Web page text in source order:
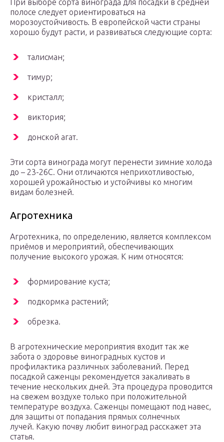
При выборе сорта винограда для посадки в средней
полосе следует ориентироваться на
морозоустойчивость. В европейской части страны
хорошо будут расти, и развиваться следующие сорта:
талисман;
тимур;
кристалл;
виктория;
донской агат.
Эти сорта винограда могут перенести зимние холода
до – 23-26С. Они отличаются неприхотливостью,
хорошей урожайностью и устойчивы ко многим
видам болезней.
Агротехника
Агротехника, по определению, является комплексом
приёмов и мероприятий, обеспечивающих
получение высокого урожая. К ним относятся:
формирование куста;
подкормка растений;
обрезка.
В агротехнические мероприятия входит так же
забота о здоровье виноградных кустов и
профилактика различных заболеваний. Перед
посадкой саженцы рекомендуется закаливать в
течение нескольких дней. Эта процедура проводится
на свежем воздухе только при положительной
температуре воздуха. Саженцы помещают под навес,
для защиты от попадания прямых солнечных
лучей. Какую почву любит виноград расскажет эта
статья.